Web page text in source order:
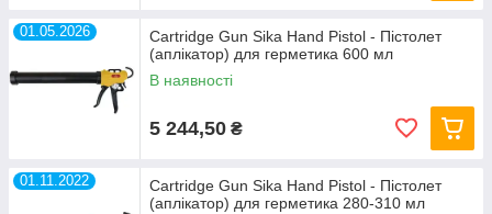
01.05.2026
Cartridge Gun Sika Hand Pistol - Пістолет
(аплікатор) для герметика 600 мл
В наявності
5 244,50 ₴
01.11.2022
Cartridge Gun Sika Hand Pistol - Пістолет
(аплікатор) для герметика 280-310 мл